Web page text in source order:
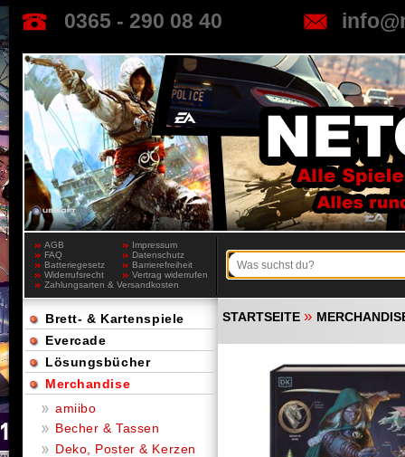
0365 - 290 08 40
AGB
Impressum
FAQ
Datenschutz
Batteriegesetz
Barrierefreiheit
Widerrufsrecht
Vertrag widerrufen
Zahlungsarten & Versandkosten
STARTSEITE »
Brett- & Kartenspiele
Evercade
Lösungsbücher
Merchandise
amiibo
Becher & Tassen
Deko, Poster & Kerzen